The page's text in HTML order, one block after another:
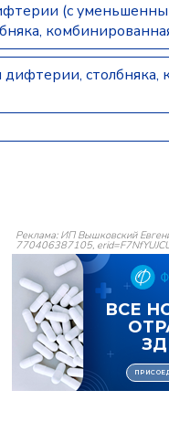
(с
столбняка,
Реклама: ИП Вышковский
770406387105,